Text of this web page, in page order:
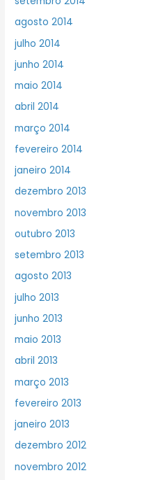
agosto 2014
julho 2014
junho 2014
maio 2014
abril 2014
março 2014
fevereiro 2014
janeiro 2014
dezembro 2013
novembro 2013
outubro 2013
setembro 2013
agosto 2013
julho 2013
junho 2013
maio 2013
abril 2013
março 2013
fevereiro 2013
janeiro 2013
dezembro 2012
novembro 2012